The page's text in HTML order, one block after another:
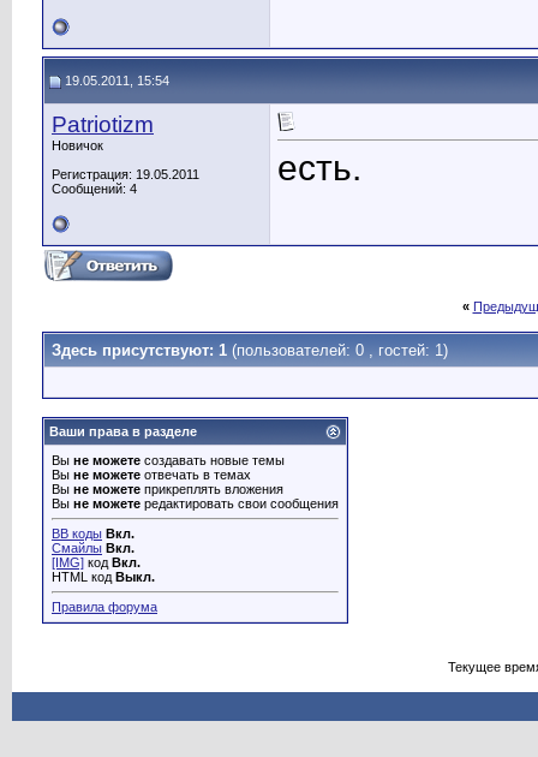
19.05.2011, 15:54
Patriotizm
Новичок
Регистрация: 19.05.2011
Сообщений: 4
есть.
«
Здесь присутствуют: 1 (пользователей: 0 , гостей: 1)
Ваши права в разделе
Вы не можете создавать новые темы
Вы не можете отвечать в темах
Вы не можете прикреплять вложения
Вы не можете редактировать свои сообщения
BB коды Вкл.
Смайлы Вкл.
[IMG] код Вкл.
HTML код Выкл.
Правила форума
Текущее